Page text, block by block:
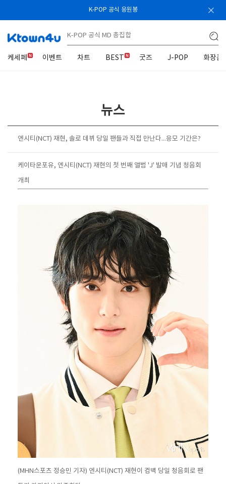
K-POP 공식 응원봉
케세페 이벤트 차트 BEST 굿즈 J-POP 화장품
뉴스
엔시티(NCT) 재현, 솔로 데뷔 당일 팬들과 직접 만난다...응모 기간은?
케이타운포유, 엔시티(NCT) 재현의 첫 번째 앨범 'J' 발매 기념 청음회
개최
(MHN스포츠 정승민 기자) 엔시티(NCT) 재현이 컴백 당일 청음회로 팬